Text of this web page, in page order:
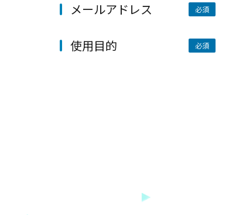
メールアドレス
使用目的